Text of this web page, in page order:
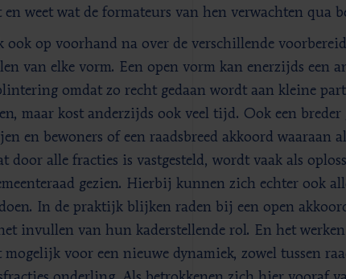
en weet wat de formateurs van hen verwachten qua
ook op voorhand na over de verschillende
van elke vorm. Een open vorm kan enerzijds een
omdat zo recht gedaan wordt aan kleine
maar kost anderzijds ook veel tijd. Ook een breder
en bewoners of een raadsbreed akkoord waaraan
door alle fracties is vastgesteld, wordt vaak als
gezien. Hierbij kunnen zich echter ook
In de praktijk blijken raden bij een open
invullen van hun kaderstellende rol. En het werken
mogelijk voor een nieuwe dynamiek, zowel tussen